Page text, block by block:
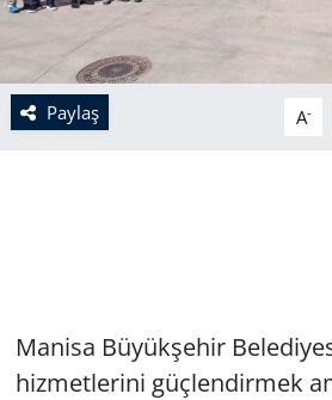
Paylaş A-
Manisa Büyükşehir
hizmetlerini güçlendirmek